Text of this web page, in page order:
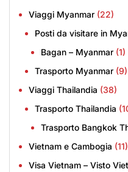
Viaggi Myanmar (22)
Posti da visitare in
Bagan – Myanmar (1)
Trasporto Myanmar (9)
Viaggi Thailandia (38)
Trasporto Thailandia
Trasporto Bangkok
Vietnam e Cambogia (11)
Visa Vietnam – Visto